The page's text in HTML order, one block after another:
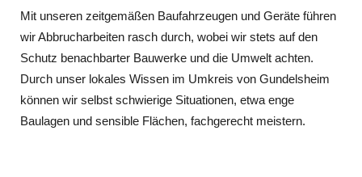
Mit unseren zeitgemäßen Baufahrzeugen und Geräte führen
wir Abbrucharbeiten rasch durch, wobei wir stets auf den
Schutz benachbarter Bauwerke und die Umwelt achten.
Durch unser lokales Wissen im Umkreis von Gundelsheim
können wir selbst schwierige Situationen, etwa enge
Baulagen und sensible Flächen, fachgerecht meistern.